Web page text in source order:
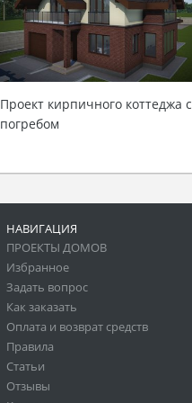
Проект кирпичного коттеджа с
погребом
НАВИГАЦИЯ
ПРОЕКТЫ ДОМОВ
Избранное
Задать вопрос
Как заказать
Оплата и возврат средств
Правила
Статьи
Отзывы